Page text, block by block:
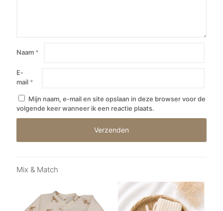
Naam *
E-
mail *
Mijn naam, e-mail en site opslaan in deze browser voor de
volgende keer wanneer ik een reactie plaats.
Mix & Match